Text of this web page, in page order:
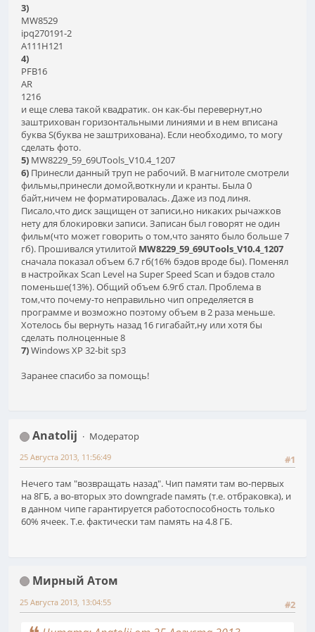
3)
MW8529
ipq270191-2
A111H121
4)
PFB16
AR
1216
и еще слева такой квадратик. он как-бы перевернут,но
заштрихован горизонтальными линиями и в нем вписана
буква S(буква не заштрихована). Если необходимо, то могу
сделать фото.
5) MW8229_59_69UTools_V10.4_1207
6) Принесли данный труп не рабочий. В магнитоле смотрели
фильмы,принесли домой,воткнули и кранты. Была 0
байт,ничем не форматировалась. Даже из под линя.
Писало,что диск защищен от записи,но никаких рычажков
нету для блокировки записи. Записан был говорят не один
фильм(что может говорить о том,что занято было больше 7
гб). Прошивался утилитой MW8229_59_69UTools_V10.4_1207
сначала показал объем 6.7 гб(16% бэдов вроде бы). Поменял
в настройках Scan Level на Super Speed Scan и бэдов стало
поменьше(13%). Общий объем 6.9гб стал. Проблема в
том,что почему-то неправильно чип определяется в
программе и возможно поэтому объем в 2 раза меньше.
Хотелось бы вернуть назад 16 гигабайт,ну или хотя бы
сделать полноценные 8
7)Windows XP 32-bit sp3
Заранее спасибо за помощь!
Anatolij
Модератор
#1
25 Августа 2013, 11:56:49
Нечего там "возвращать назад". Чип памяти там во-первых
на 8ГБ, а во-вторых это downgrade память (т.е. отбраковка), и
в данном чипе гарантируется работоспособность только
60% ячеек. Т.е. фактически там память на 4.8 ГБ.
Мирный Атом
#2
25 Августа 2013, 13:04:55